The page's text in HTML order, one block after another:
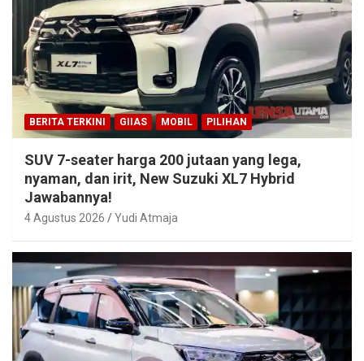
BERITA TERKINI GIIAS MOBIL PILIHAN
SUV 7-seater harga 200 jutaan yang lega,
nyaman, dan irit, New Suzuki XL7 Hybrid
Jawabannya!
4 Agustus 2026 Yudi Atmaja